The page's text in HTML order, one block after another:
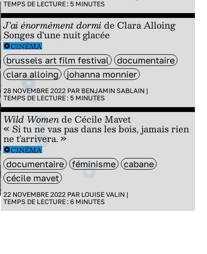
TEMPS DE LECTURE : 5MINUTES
J’ai énormément dormi de Clara Alloing
Songes d’une nuit glacée
CINÉMA
brussels art film festival
documentaire
clara alloing
johanna monnier
28 NOVEMBRE 2022 PAR BENJAMIN SABLAIN |
TEMPS DE LECTURE : 5MINUTES
Wild Womende Cécile Mavet
« Si tu ne vas pas dans les bois, jamais rien
ne t’arrivera. »
CINÉMA
documentaire féminisme
cabane
cécile mavet
22 NOVEMBRE 2022 PAR LOUISE VALIN |
TEMPS DE LECTURE : 6MINUTES